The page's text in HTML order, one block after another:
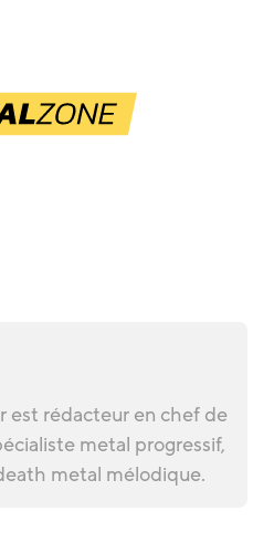
est rédacteur en chef de
metal progressif,
metal mélodique.